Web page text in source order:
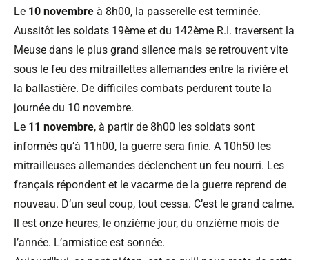
Le 10 novembre à 8h00, la passerelle est terminée.
Aussitôt les soldats 19ème et du 142ème R.I. traversent la
Meuse dans le plus grand silence mais se retrouvent vite
sous le feu des mitraillettes allemandes entre la rivière et
la ballastière. De difficiles combats perdurent toute la
journée du 10 novembre.
Le 11 novembre, à partir de 8h00 les soldats sont
informés qu’à 11h00, la guerre sera finie. A 10h50 les
mitrailleuses allemandes déclenchent un feu nourri. Les
français répondent et le vacarme de la guerre reprend de
nouveau. D’un seul coup, tout cessa. C’est le grand calme.
Il est onze heures, le onzième jour, du onzième mois de
l’année. L’armistice est sonnée.